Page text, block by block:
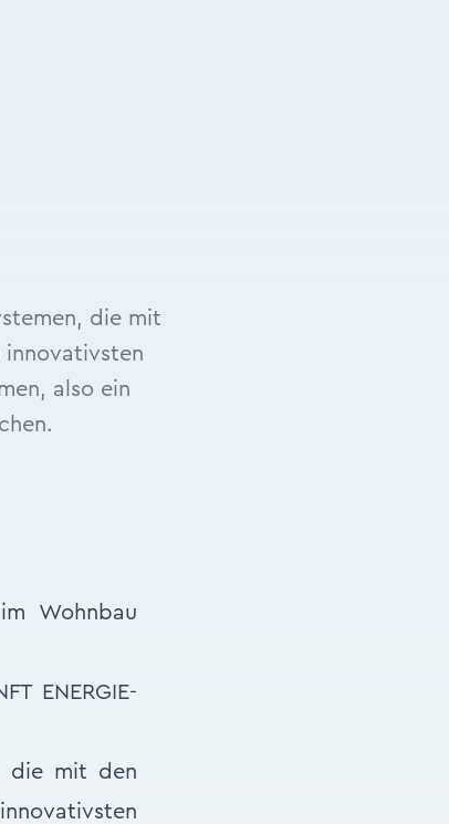
die mit
innovativsten
also ein
Wohnbau
ENERGIE-
die mit den